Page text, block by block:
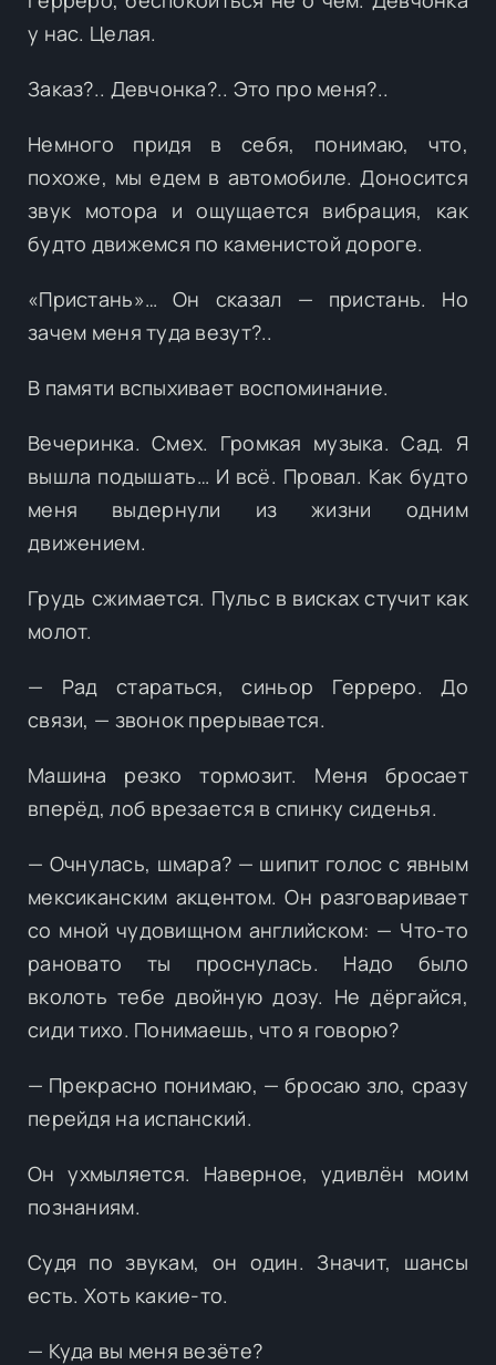
у нас. Целая.
Заказ?.. Девчонка?.. Это про меня?..
Немного придя в себя, понимаю, что,
похоже, мы едем в автомобиле. Доносится
звук мотора и ощущается вибрация, как
будто движемся по каменистой дороге.
«Пристань»… Он сказал — пристань. Но
зачем меня туда везут?..
В памяти вспыхивает воспоминание.
Вечеринка. Смех. Громкая музыка. Сад. Я
вышла подышать… И всё. Провал. Как будто
меня выдернули из жизни одним
движением.
Грудь сжимается. Пульс в висках стучит как
молот.
— Рад стараться, синьор Герреро. До
связи, — звонок прерывается.
Машина резко тормозит. Меня бросает
вперёд, лоб врезается в спинку сиденья.
— Очнулась, шмара? — шипит голос с явным
мексиканским акцентом. Он разговаривает
со мной чудовищном английском: — Что-то
рановато ты проснулась. Надо было
вколоть тебе двойную дозу. Не дёргайся,
сиди тихо. Понимаешь, что я говорю?
— Прекрасно понимаю, — бросаю зло, сразу
перейдя на испанский.
Он ухмыляется. Наверное, удивлён моим
познаниям.
Судя по звукам, он один. Значит, шансы
есть. Хоть какие-то.
— Куда вы меня везёте?